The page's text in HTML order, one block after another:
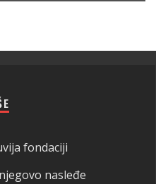
fondaciji
nasleđe